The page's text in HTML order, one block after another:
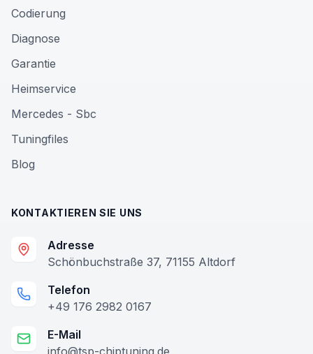
Codierung
Diagnose
Garantie
Heimservice
Mercedes - Sbc
Tuningfiles
Blog
KONTAKTIEREN SIE UNS
Adresse
Schönbuchstraße 37, 71155 Altdorf
Telefon
+49 176 2982 0167
E-Mail
info@tsp-chiptuning.de